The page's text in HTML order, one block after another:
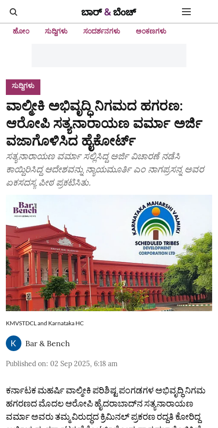
ಹೋಂ ಸುದ್ದಿಗಳು ಸಂದರ್ಶನಗಳು ಅಂಕಣಗಳು
ಸುದ್ದಿಗಳು
ವಾಲ್ಮೀಕಿ ಅಭಿವೃದ್ಧಿ ನಿಗಮದ ಹಗರಣ:
ಆರೋಪಿ ಸತ್ಯನಾರಾಯಣ ವರ್ಮಾ ಅರ್ಜಿ
ವಜಾಗೊಳಿಸಿದ ಹೈಕೋರ್ಟ್‌
ಸತ್ಯನಾರಾಯಣ ವರ್ಮಾ ಸಲ್ಲಿಸಿದ್ದ ಅರ್ಜಿ ವಿಚಾರಣೆ ನಡೆಸಿ
ಕಾಯ್ದಿರಿಸಿದ್ದ ಆದೇಶವನ್ನು ನ್ಯಾಯಮೂರ್ತಿ ಎಂ ನಾಗಪ್ರಸನ್ನ ಅವರ
ಏಕಸದಸ್ಯ ಪೀಠ ಪ್ರಕಟಿಸಿತು.
KMVSTDCL and Karnataka HC
Bar & Bench
Published on: 02 Sep 2025, 6:18 am
ಕರ್ನಾಟಕ ಮಹರ್ಷಿ ವಾಲ್ಮೀಕಿ ಪರಿಶಿಷ್ಟ ಪಂಗಡಗಳ ಅಭಿವೃದ್ಧಿ ನಿಗಮ
ಹಗರಣದ ಮೊದಲ ಆರೋಪಿ ಹೈದರಾಬಾದ್‌ನ ಸತ್ಯನಾರಾಯಣ
ವರ್ಮಾ ಅವರು ತಮ್ಮ ವಿರುದ್ಧದ ಕ್ರಿಮಿನಲ್‌ ಪ್ರಕರಣ ರದ್ದತಿ ಕೋರಿದ್ದ